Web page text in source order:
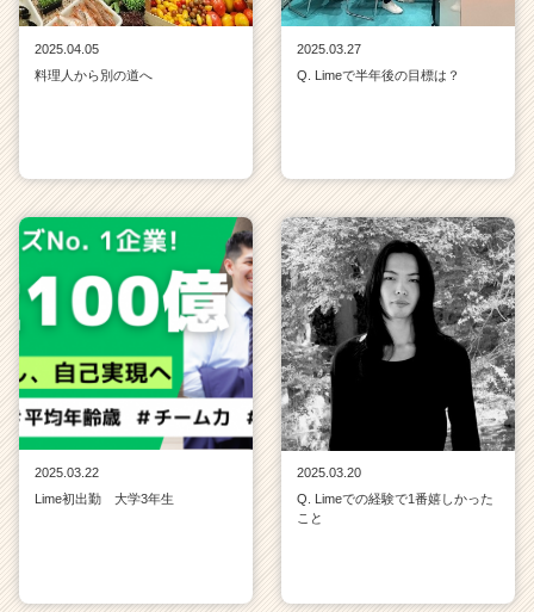
2025.04.05
料理人から別の道へ
2025.03.27
Q. Limeで半年後の目標は？
2025.03.22
Lime初出勤 大学3年生
2025.03.20
Q. Limeでの経験で1番嬉しかった
こと